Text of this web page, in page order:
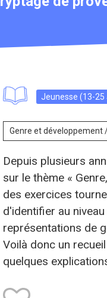
Jeunesse (13-25
Genre et développement
Depuis plusieurs
sur le thème «
des exercices
d'identifier au
représentations de
Voilà donc un
quelques